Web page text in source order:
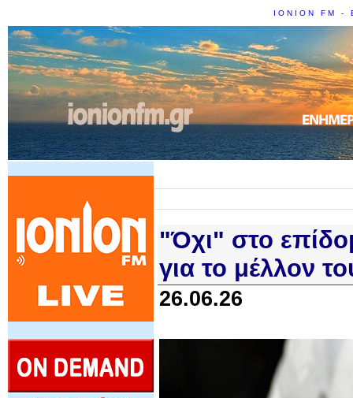
IONION FM -
"Όχι" στο
για το μέλλον
26.06.26